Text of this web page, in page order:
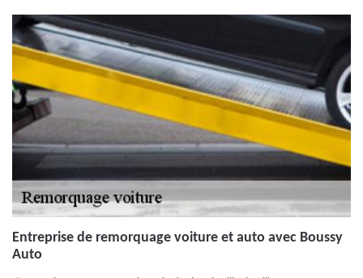
Entreprise de remorquage voiture et auto avec Boussy
Auto